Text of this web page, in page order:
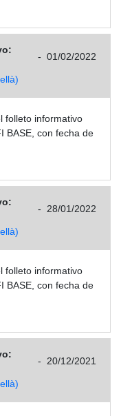
- 01/02/2022
folleto informativo
BASE, con fecha de
- 28/01/2022
folleto informativo
BASE, con fecha de
- 20/12/2021